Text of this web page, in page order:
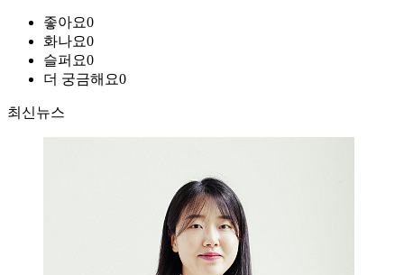
좋아요0
화나요0
슬퍼요0
더 궁금해요0
최신뉴스